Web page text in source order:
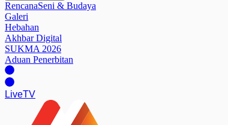
RencanaSeni & Budaya
Galeri
Hebahan
Akhbar Digital
SUKMA 2026
Aduan Penerbitan
LiveTV